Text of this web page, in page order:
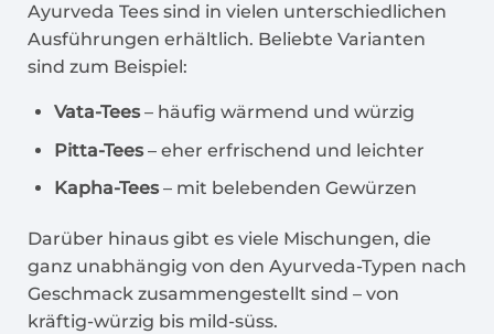
Ayurveda Tees sind in vielen unterschiedlichen
Ausführungen erhältlich. Beliebte Varianten
sind zum Beispiel:
Vata-Tees– häufig wärmend und würzig
Pitta-Tees– eher erfrischend und leichter
Kapha-Tees– mit belebenden Gewürzen
Darüber hinaus gibt es viele Mischungen, die
ganz unabhängig von den Ayurveda-Typen nach
Geschmack zusammengestellt sind – von
kräftig-würzig bis mild-süss.